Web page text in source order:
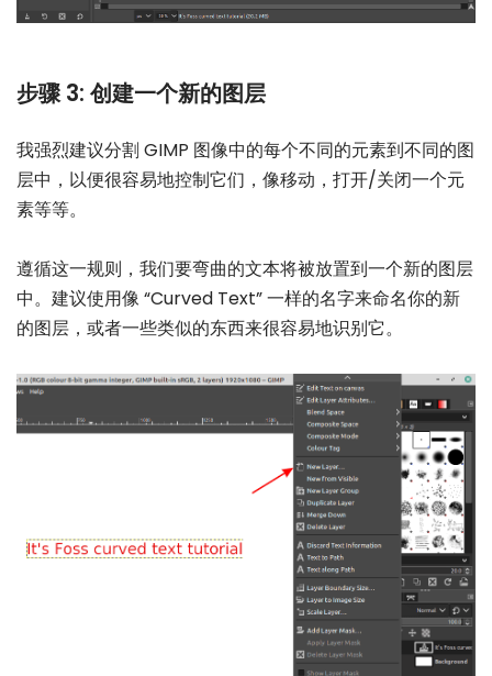
步骤 3: 创建一个新的图层
我强烈建议分割 GIMP 图像中的每个不同的元素到不同的图
层中，以便很容易地控制它们，像移动，打开/关闭一个元
素等等。
遵循这一规则，我们要弯曲的文本将被放置到一个新的图层
中。建议使用像 “Curved Text” 一样的名字来命名你的新
的图层，或者一些类似的东西来很容易地识别它。